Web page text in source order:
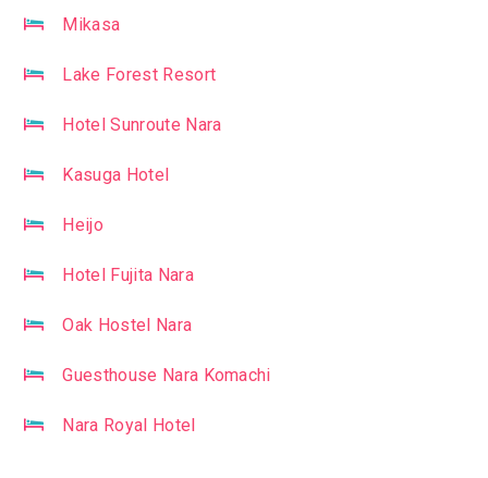
Mikasa
Lake Forest Resort
Hotel Sunroute Nara
Kasuga Hotel
Heijo
Hotel Fujita Nara
Oak Hostel Nara
Guesthouse Nara Komachi
Nara Royal Hotel